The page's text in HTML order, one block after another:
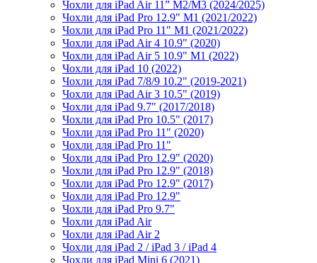
Чохли для iPad Air 11” M2/M3 (2024/2025)
Чохли для iPad Pro 12.9" M1 (2021/2022)
Чохли для iPad Pro 11" M1 (2021/2022)
Чохли для iPad Air 4 10.9" (2020)
Чохли для iPad Air 5 10.9" M1 (2022)
Чохли для iPad 10 (2022)
Чохли для iPad 7/8/9 10.2" (2019-2021)
Чохли для iPad Air 3 10.5" (2019)
Чохли для iPad 9.7" (2017/2018)
Чохли для iPad Pro 10.5" (2017)
Чохли для iPad Pro 11" (2020)
Чохли для iPad Pro 11"
Чохли для iPad Pro 12.9" (2020)
Чохли для iPad Pro 12.9" (2018)
Чохли для iPad Pro 12.9" (2017)
Чохли для iPad Pro 12.9"
Чохли для iPad Pro 9.7"
Чохли для iPad Air
Чохли для iPad Air 2
Чохли для iPad 2 / iPad 3 / iPad 4
Чохли для iPad Mini 6 (2021)